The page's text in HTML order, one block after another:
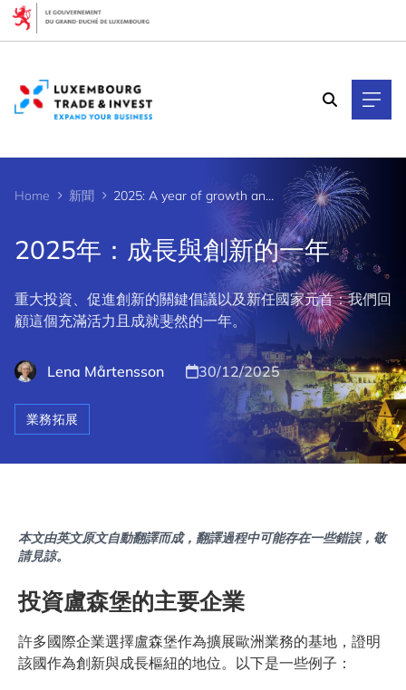
Home 新聞 2025: A year of growth and innovation
2025年：成長與創新的一年
重大投資、促進創新的關鍵倡議以及新任國家元首：我們回
顧這個充滿活力且成就斐然的一年。
Lena Mårtensson 30/12/2025
業務拓展
本文由英文原文自動翻譯而成，翻譯過程中可能存在一些錯誤，敬
請見諒。
投資盧森堡的主要企業
許多國際企業選擇盧森堡作為擴展歐洲業務的基地，證明
該國作為創新與成長樞紐的地位。以下是一些例子：
Cookies management panel